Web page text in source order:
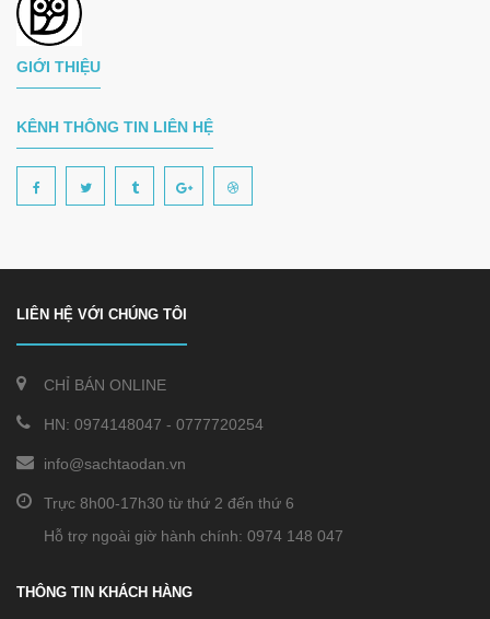
GIỚI THIỆU
KÊNH THÔNG TIN LIÊN HỆ
LIÊN HỆ VỚI CHÚNG TÔI
CHỈ BÁN ONLINE
HN: 0974148047 - 0777720254
info@sachtaodan.vn
Trực 8h00-17h30 từ thứ 2 đến thứ 6
Hỗ trợ ngoài giờ hành chính: 0974 148 047
THÔNG TIN KHÁCH HÀNG